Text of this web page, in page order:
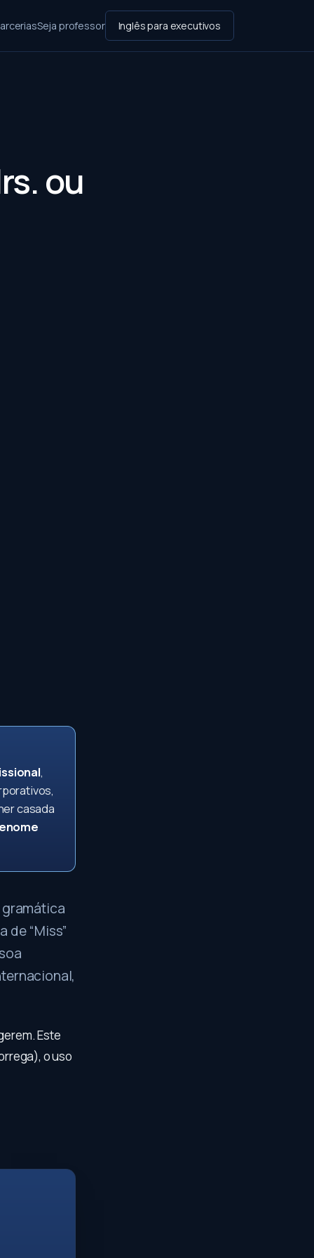
Seja professor Inglês para executivos
ou
,
casada
gramática
“Miss”
Este
o uso